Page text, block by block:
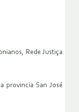
Rede Justiça
provincia San José